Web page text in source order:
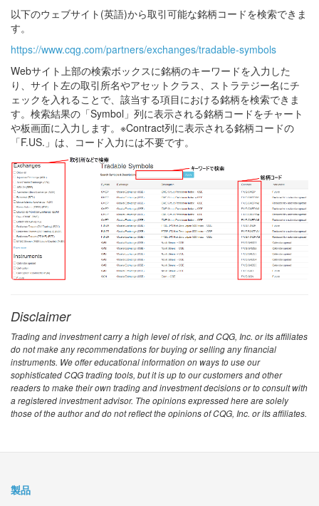
以下のウェブサイト(英語)から取引可能な銘柄コードを検索できま
す。
https://www.cqg.com/partners/exchanges/tradable-symbols
Webサイト上部の検索ボックスに銘柄のキーワードを入力した
り、サイト左の取引所名やアセットクラス、ストラテジー名にチ
ェックを入れることで、該当する項目における銘柄を検索できま
す。検索結果の「Symbol」列に表示される銘柄コードをチャート
や板画面に入力します。※Contract列に表示される銘柄コードの
「F.US.」は、コード入力には不要です。
Disclaimer
Trading and investment carry a high level of risk, and CQG, Inc. or its affiliates
do not make any recommendations for buying or selling any financial
instruments. We offer educational information on ways to use our
sophisticated CQG trading tools, but it is up to our customers and other
readers to make their own trading and investment decisions or to consult with
a registered investment advisor. The opinions expressed here are solely
those of the author and do not reflect the opinions of CQG, Inc. or its affiliates.
製品